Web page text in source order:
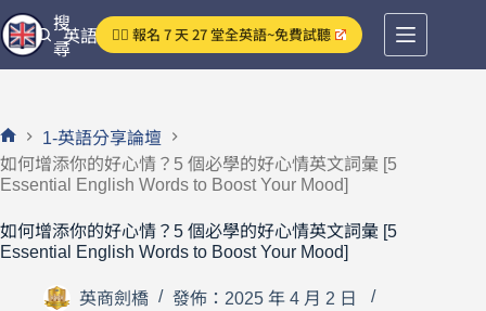
跳
至
主
容
英語分享論壇
搜
尋
👉🏻 報名 7 天 27 堂全英語~免費試聽
首
頁
1-英語分享論壇
如何增添你的好心情？5 個必學的好心情英文詞彙 [5
Essential English Words to Boost Your Mood]
如何增添你的好心情？5 個必學的好心情英文詞彙 [5
Essential English Words to Boost Your Mood]
英商劍橋
發佈：2025 年 4 月 2 日